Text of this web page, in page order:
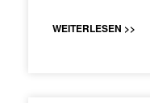
WEITERLESEN >>